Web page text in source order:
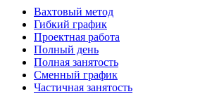
Вахтовый метод
Гибкий график
Проектная работа
Полный день
Полная занятость
Сменный график
Частичная занятость